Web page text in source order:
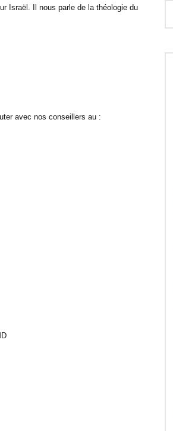
Israël. Il nous parle de la théologie du
avec nos conseillers au :